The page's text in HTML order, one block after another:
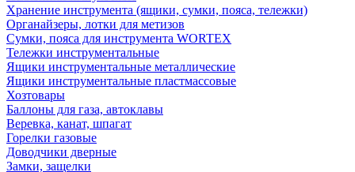
Хранение инструмента (ящики, сумки, пояса, тележки)
Органайзеры, лотки для метизов
Сумки, пояса для инструмента WORTEX
Тележки инструментальные
Ящики инструментальные металлические
Ящики инструментальные пластмассовые
Хозтовары
Баллоны для газа, автоклавы
Веревка, канат, шпагат
Горелки газовые
Доводчики дверные
Замки, защелки